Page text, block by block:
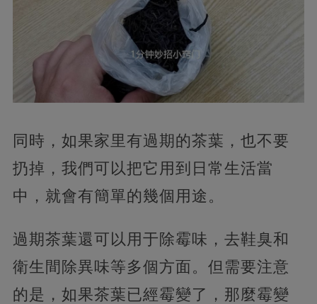
同時，如果家里有過期的茶葉，也不要
扔掉，我們可以把它用到日常生活當
中，就會有簡單的幾個用途。
過期茶葉還可以用于除霉味，去鞋臭和
衛生間除異味等多個方面。但需要注意
的是，如果茶葉已經霉變了，那麼霉變